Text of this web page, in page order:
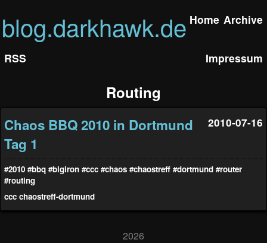
blog.darkhawk.de Home Archive
RSS Impressum
Routing
Chaos BBQ 2010 in Dortmund
Tag 1
2010-07-16
#2010 #bbq #bigiron #ccc #chaos #chaostreff #dortmund #router
#routing
ccc chaostreff-dortmund
2026